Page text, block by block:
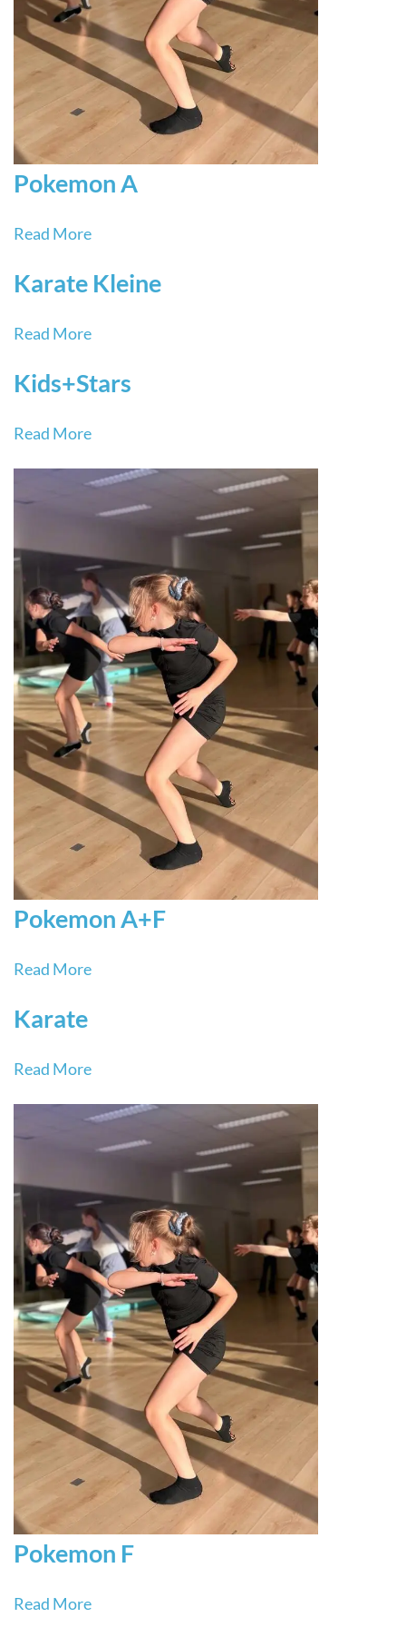
Pokemon A
Read More
Karate Kleine
Read More
Kids+Stars
Read More
Pokemon A+F
Read More
Karate
Read More
Pokemon F
Read More